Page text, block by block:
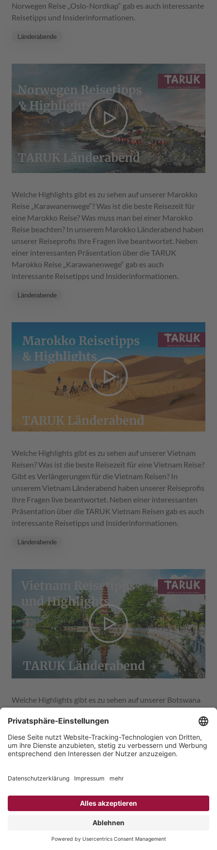
Norwegen Reise „Oslo-Nordkap“ gab es auch interessante
Reisetipps und Insiderinformationen.
Länderabende
Welche Highlights gibt es zu sehen auf unserer Marokko
Reise „Karawanenwege“? Was ist die beste Reisezeit für
eine Marokko Reise? Was muss man bei einer Marokko
Reise beachten? In unserem Marokko Länderabend haben
unserer Reiseprofis Ihre Fragen live beantwortet. Neben
einer interessanten Präsentation über die TARUK
Marokko Reise „Karawanenwege“ gab es auch
interessante Reisetipps und Insiderinformationen.
Länderabende
Welche Highlights gibt es zu sehen auf unserer Vietnam
Reisen? Was ist die beste Reisezeit für eine Vietnam Reise?
Gibt es Verlängerungen für die Vietnam Reisen? In
unserem Vietnam Länderabend haben unserer Reiseprofis
Ihre Fragen live beantwortet. Neben einer interessanten
Präsentation über die TARUK Vietnam Reisen gab es auch
interessante Reisetipps und Insiderinformationen.
Länderabende
Welche Highlights gibt es zu sehen auf unserer Botswana
eine Botswana Reise? Was ist die beste Reisezeit für eine
Botswana Reise in den Moremi Nationalpark und
Kalahari? In unserem Botswana Länderabend haben
unserer Reiseprofis Ihre Fragen live beantwortet. Neben
Botswana Reise „Kalahari-Moremi“ gab es auch
Länderabende